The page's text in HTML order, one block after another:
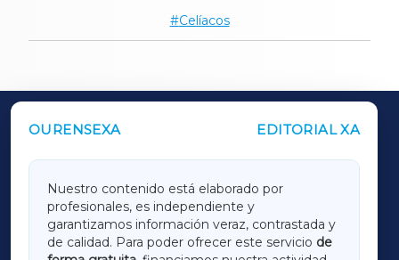
Celíacos
OURENSEXA EDITORIAL XA
Nuestro contenido está elaborado por
profesionales, es independiente y
garantizamos información veraz, contrastada y
de calidad. Para poder ofrecer este servicio de
OUTROS PERIÓDICOS
LUGOXA